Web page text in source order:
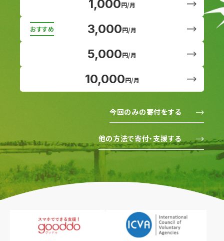
1,000円/月
3,000円/月
5,000円/月
10,000円/月
今回のみの寄付をする
他の方法で寄付・支援する